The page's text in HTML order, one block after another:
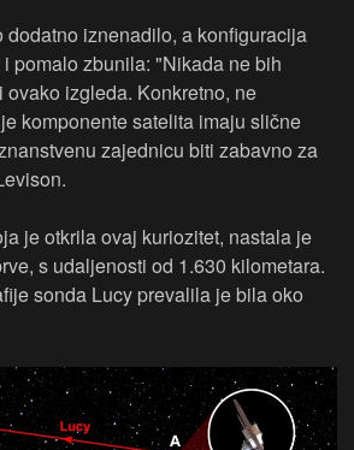
dodatno iznenadilo, a konfiguracija
pomalo zbunila: "Nikada ne bih
izgleda. Konkretno, ne
komponente satelita imaju slične
zajednicu biti zabavno za
je otkrila ovaj kuriozitet, nastala je
s udaljenosti od 1.630 kilometara.
sonda Lucy prevalila je bila oko